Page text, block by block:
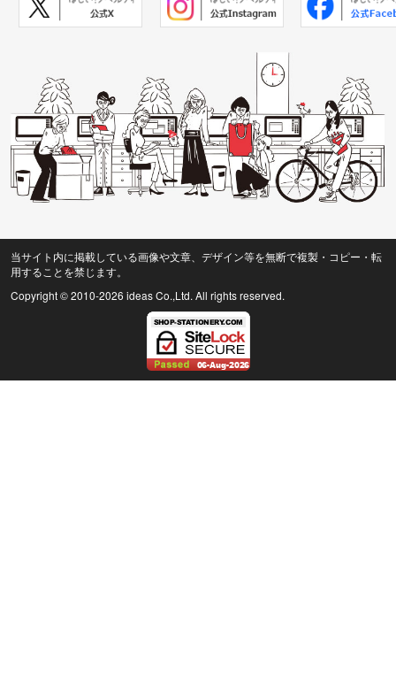
当サイト内に掲載している画像や文章、デザイン等を無断で複製・コピー・転
用することを禁じます。
Copyright © 2010-2026 ideas Co.,Ltd. All rights reserved.